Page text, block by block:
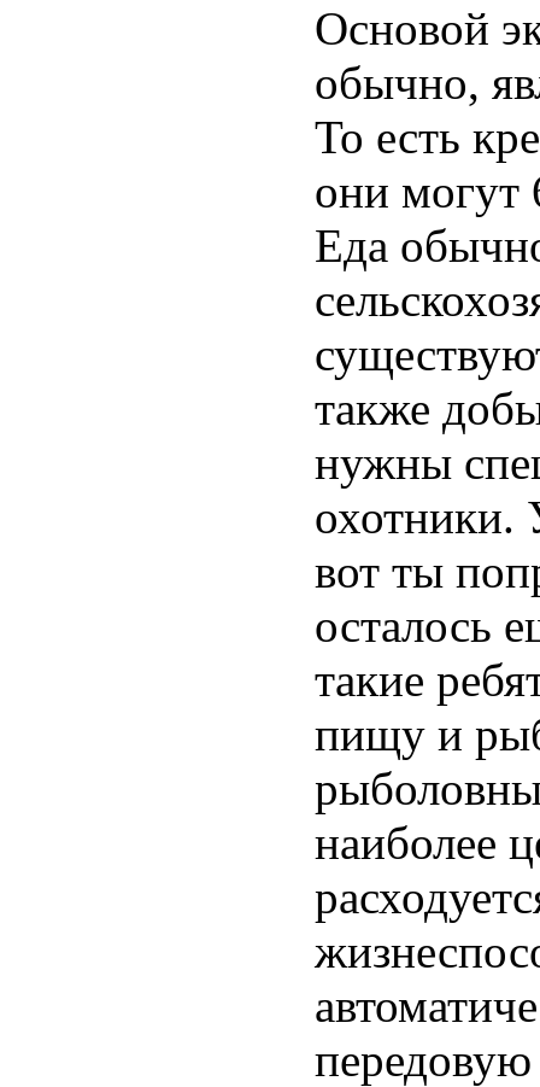
Основой
обычно,
То есть
они могут
Еда
также
нужны
охотники.
вот ты
осталось
такие
пищу и
наиболее
передовую